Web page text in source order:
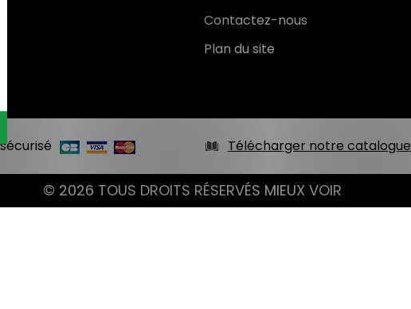
Contactez-nous
Plan du site
Télécharger notre catalogue
© 2026 TOUS DROITS RÉSERVÉS MIEUX VOIR